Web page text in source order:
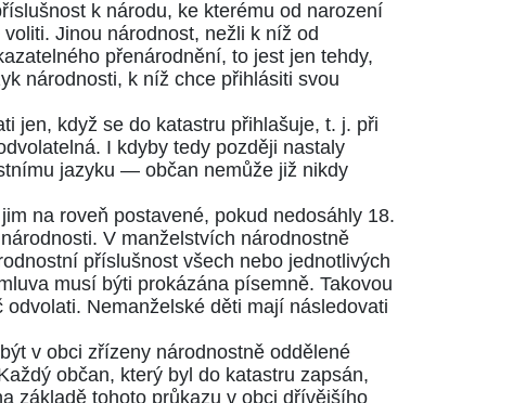
k národu, ke kterému od narození
Jinou národnost, nežli k níž od
přenárodnění, to jest jen tehdy,
národnosti, k níž chce přihlásiti svou
jen, když se do katastru přihlašuje, t. j. při
I kdyby tedy později nastaly
jazyku — občan nemůže již nikdy
na roveň postavené, pokud nedosáhly 18.
V manželstvích národnostně
příslušnost všech nebo jednotlivých
musí býti prokázána písemně. Takovou
Nemanželské děti mají následovati
v obci zřízeny národnostně oddělené
občan, který byl do katastru zapsán,
základě tohoto průkazu v obci dřívějšího